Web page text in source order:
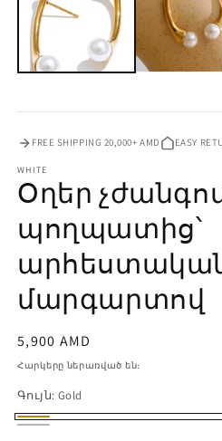
FREE SHIPPING 20,000+ AMD EASY
WHITE
Օղեր
պողպատից՝
մարգարտով
Սովորական
գին
5,900 AMD
Հարկերը ներառված են։
Գույն: Gold
Gold